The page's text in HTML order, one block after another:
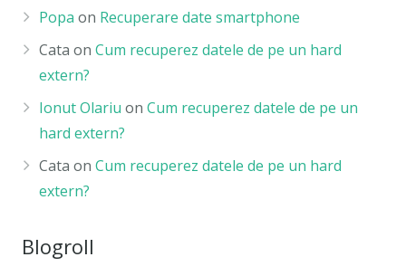
Popa on Recuperare date smartphone
Cata onCum recuperez datele de pe un hard
extern?
Ionut Olariu onCum recuperez datele de pe un
hard extern?
Cata onCum recuperez datele de pe un hard
extern?
Blogroll